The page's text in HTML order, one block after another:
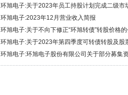
环旭电子:关于2023年员工持股计划完成二级市
环旭电子:2023年12月营业收入简报
环旭电子:关于不向下修正“环旭转债”转股价格
环旭电子:关于2023年第四季度可转债转股及股
环旭电子:环旭电子股份有限公司关于部分募集